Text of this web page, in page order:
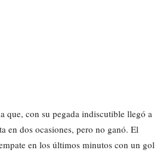
que, con su pegada indiscutible llegó a
en dos ocasiones, pero no ganó. El
en los últimos minutos con un gol